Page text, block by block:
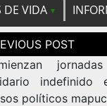
DE VIDA
políticos